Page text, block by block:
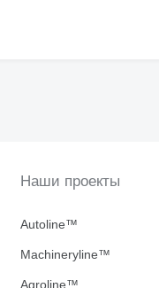
Наши проекты
Autoline™
Machineryline™
Agroline™